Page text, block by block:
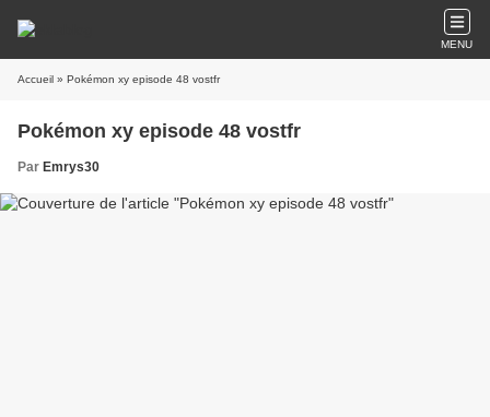
MENU
Accueil » Pokémon xy episode 48 vostfr
Pokémon xy episode 48 vostfr
Par Emrys30